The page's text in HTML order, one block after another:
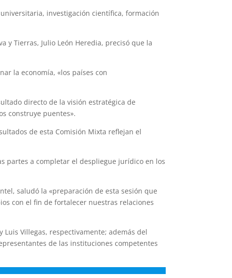
investigación científica, formación
y Tierras, Julio León Heredia, precisó que la
la economía, «los países con
directo de la visión estratégica de
construye puentes».
de esta Comisión Mixta reflejan el
partes a completar el despliegue jurídico en los
saludó la «preparación de esta sesión que
con el fin de fortalecer nuestras relaciones
Villegas, respectivamente; además del
de las instituciones competentes